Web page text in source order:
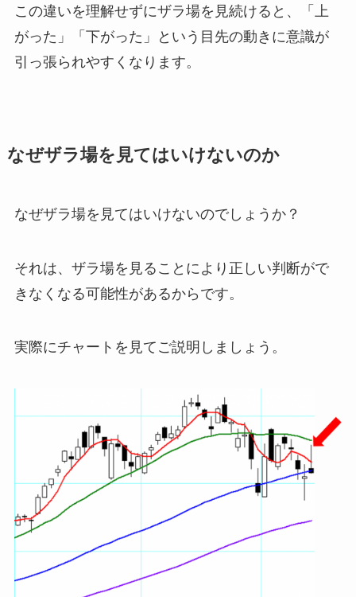
この違いを理解せずにザラ場を見続けると、
「上
がった」「下がった」という目先の動きに意識が
引っ張られやすくなります。
なぜザラ場を見てはいけないのか
なぜザラ場を見てはいけないのでしょうか？
それは、ザラ場を見ることにより正しい判断がで
きなくなる可能性があるからです。
実際にチャートを見てご説明しましょう。